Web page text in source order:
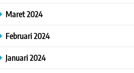
Maret 2024
Februari 2024
Januari 2024